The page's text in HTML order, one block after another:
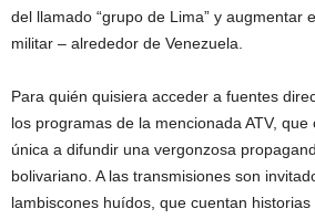
del llamado “grupo de Lima” y augmentar
militar – alrededor de Venezuela.
Para quién quisiera acceder a fuentes
los programas de la mencionada ATV,
única a difundir una vergonzosa
bolivariano. A las transmisiones son
lambiscones huídos, que cuentan historias